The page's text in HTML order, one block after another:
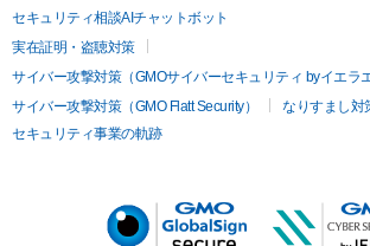
セキュリティ相談AIチャットボット
実在証明・盗聴対策
サイバー攻撃対策（GMOサイバーセキュリティ byイエラエ
サイバー攻撃対策（GMO Flatt Security）
なりすまし対
セキュリティ事業の軌跡